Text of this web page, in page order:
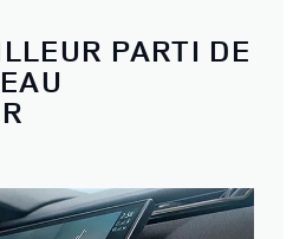
PARTI DE